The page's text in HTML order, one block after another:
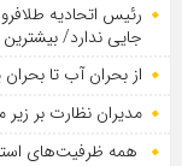
رئیس اتحادیه
جایی ندارد/
از بحران آب تا
مدیران نظارت بر زیر
همه ظرفیت‌های